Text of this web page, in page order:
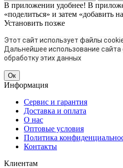
В приложении удобнее! В
«поделиться» и затем «добавить
Установить позже
Этот сайт использует файлы
Дальнейшее использование сайта
обработку этих данных
Ок
Информация
Сервис и гарантия
Доставка и оплата
О нас
Оптовые условия
Политика
Контакты
Клиентам